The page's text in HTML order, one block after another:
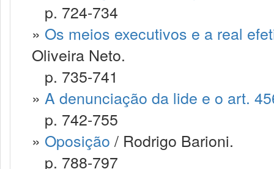
p. 724-734
» Os meios executivos e a real
Oliveira Neto.
p. 735-741
» A denunciação da lide e o art.
p. 742-755
» Oposição / Rodrigo Barioni.
p. 788-797